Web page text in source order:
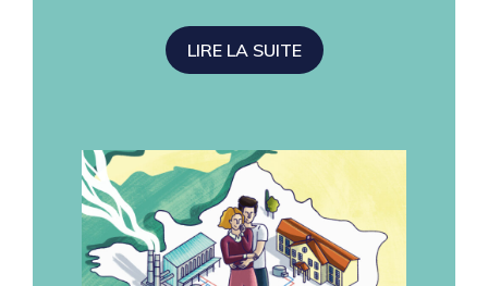
LIRE LA SUITE